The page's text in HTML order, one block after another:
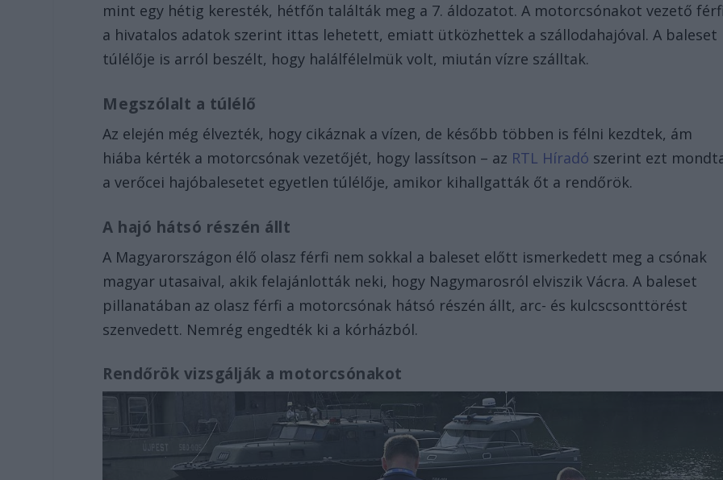
mint egy hétig keresték, hétfőn találták meg a 7. áldozatot. A motorcsónakot vezető
a hivatalos adatok szerint ittas lehetett, emiatt ütközhettek a szállodahajóval. A baleset
túlélője is arról beszélt, hogy halálfélelmük volt, miután vízre szálltak.
Megszólalt a túlélő
Az elején még élvezték, hogy cikáznak a vízen, de később többen is félni kezdtek, ám
hiába kérték a motorcsónak vezetőjét, hogy lassítson – az RTL Híradó szerint ezt
a verőcei hajóbalesetet egyetlen túlélője, amikor kihallgatták őt a rendőrök.
A hajó hátsó részén állt
A Magyarországon élő olasz férfi nem sokkal a baleset előtt ismerkedett meg a csónak
magyar utasaival, akik felajánlották neki, hogy Nagymarosról elviszik Vácra. A baleset
pillanatában az olasz férfi a motorcsónak hátsó részén állt, arc- és kulcscsonttörést
szenvedett. Nemrég engedték ki a kórházból.
Rendőrök vizsgálják a motorcsónakot